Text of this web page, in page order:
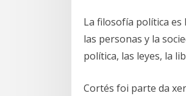
La filosofía política
las personas y la
política, las leyes, la
Cortés foi parte da